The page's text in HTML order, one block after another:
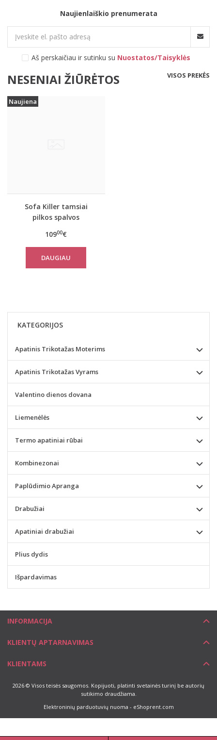
Naujienlaiškio prenumerata
Aš perskaičiau ir sutinku su Nuostatos/Taisyklės
NESENIAI ŽIŪRĖTOS VISOS PREKĖS
Naujiena
Sofa Killer tamsiai
pilkos spalvos
Rock su kelnėmis
10900€
DAUGIAU
KATEGORIJOS
Apatinis Trikotažas Moterims
Apatinis Trikotažas Vyrams
Valentino dienos dovana
Liemenėlės
Termo apatiniai rūbai
Kombinezonai
Paplūdimio Apranga
Drabužiai
Apatiniai drabužiai
Plius dydis
Išpardavimas
INFORMACIJA
KLIENTŲ APTARNAVIMAS
KLIENTAMS
2026 © Visos teisės saugomos. Kopijuoti, platinti svetainės turinį be autorių
sutikimo draudžiama.
Elektroninių parduotuvių nuoma - eShoprent.com